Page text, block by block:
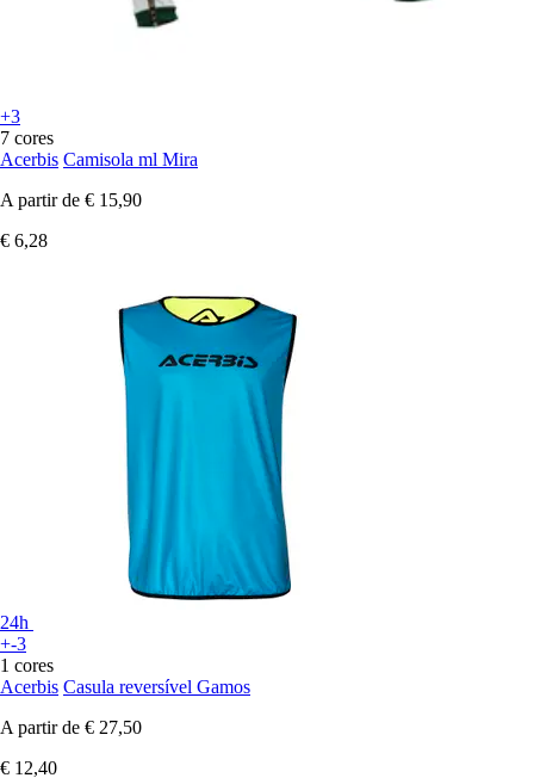
+3
7 cores
Acerbis Camisola ml Mira
A partir de € 15,90
€ 6,28
24h
+-3
1 cores
Acerbis Casula reversível Gamos
A partir de € 27,50
€ 12,40